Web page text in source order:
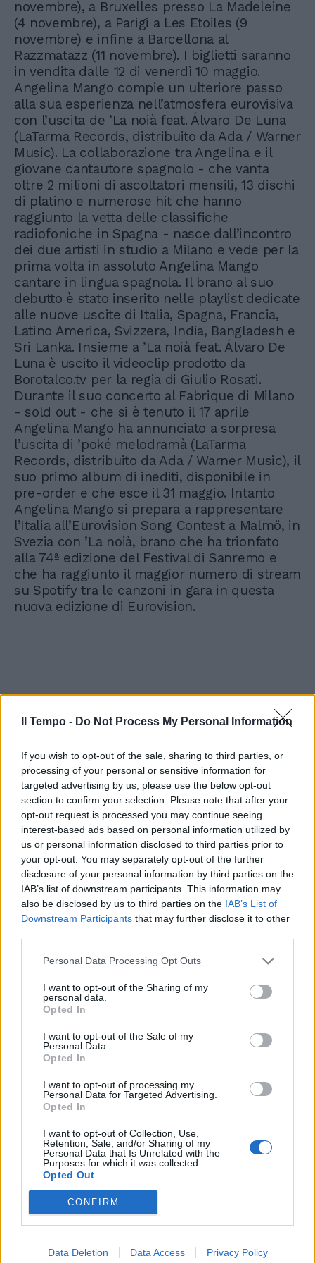
Il Tempo - Do Not Process My Personal Information
If you wish to opt-out of the sale, sharing to third parties, or
processing of your personal or sensitive information for
targeted advertising by us, please use the below opt-out
section to confirm your selection. Please note that after your
opt-out request is processed you may continue seeing
interest-based ads based on personal information utilized by
us or personal information disclosed to third parties prior to
your opt-out. You may separately opt-out of the further
disclosure of your personal information by third parties on the
IAB’s list of downstream participants. This information may
also be disclosed by us to third parties on the IAB’s List of
Downstream Participants that may further disclose it to other
Personal Data Processing Opt Outs
I want to opt-out of the Sharing of my
personal data.
Opted In
I want to opt-out of the Sale of my
Personal Data.
Opted In
I want to opt-out of processing my
Personal Data for Targeted Advertising.
Opted In
I want to opt-out of Collection, Use,
Retention, Sale, and/or Sharing of my
Personal Data that Is Unrelated with the
Purposes for which it was collected.
Opted Out
CONFIRM
Data Deletion Data Access Privacy Policy
novembre), a Bruxelles presso La Madeleine
(4 novembre), a Parigi a Les Etoiles (9
novembre) e infine a Barcellona al
Razzmatazz (11 novembre). I biglietti saranno
in vendita dalle 12 di venerdì 10 maggio.
Angelina Mango compie un ulteriore passo
alla sua esperienza nell’atmosfera eurovisiva
con l’uscita de ’La noià feat. Álvaro De Luna
(LaTarma Records, distribuito da Ada / Warner
Music). La collaborazione tra Angelina e il
giovane cantautore spagnolo - che vanta
oltre 2 milioni di ascoltatori mensili, 13 dischi
di platino e numerose hit che hanno
raggiunto la vetta delle classifiche
radiofoniche in Spagna - nasce dall’incontro
dei due artisti in studio a Milano e vede per la
prima volta in assoluto Angelina Mango
cantare in lingua spagnola. Il brano al suo
debutto è stato inserito nelle playlist dedicate
alle nuove uscite di Italia, Spagna, Francia,
Latino America, Svizzera, India, Bangladesh e
Sri Lanka. Insieme a ’La noià feat. Álvaro De
Luna è uscito il videoclip prodotto da
Borotalco.tv per la regia di Giulio Rosati.
Durante il suo concerto al Fabrique di Milano
- sold out - che si è tenuto il 17 aprile
Angelina Mango ha annunciato a sorpresa
l’uscita di ’poké melodramà (LaTarma
Records, distribuito da Ada / Warner Music), il
suo primo album di inediti, disponibile in
pre-order e che esce il 31 maggio. Intanto
Angelina Mango si prepara a rappresentare
l’Italia all’Eurovision Song Contest a Malmö, in
Svezia con ’La noià, brano che ha trionfato
alla 74ª edizione del Festival di Sanremo e
che ha raggiunto il maggior numero di stream
su Spotify tra le canzoni in gara in questa
nuova edizione di Eurovision.